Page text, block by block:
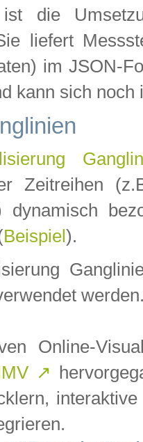
ist die
liefert
im JSON-
kann sich noch
Zeitreihen
dynamisch
Beispiel ).
Online-
↗